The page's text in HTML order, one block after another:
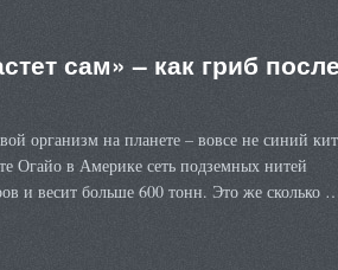
сам» – как гриб
организм на планете – вовсе не синий
Огайо в Америке сеть подземных нитей
и весит больше 600 тонн. Это же сколько